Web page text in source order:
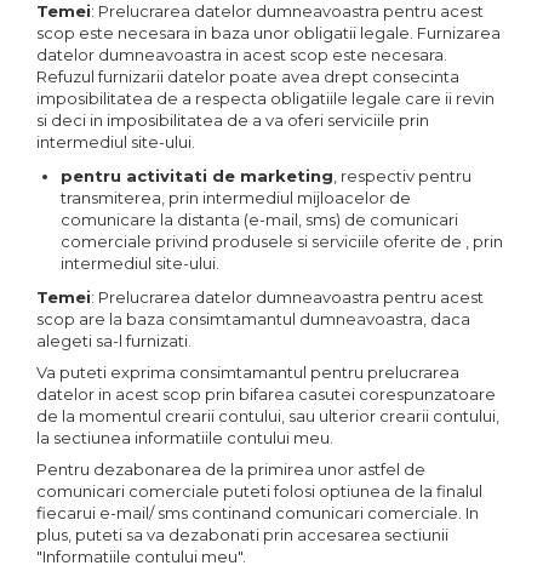
Temei: Prelucrarea datelor dumneavoastra pentru acest
scop este necesara in baza unor obligatii legale. Furnizarea
datelor dumneavoastra in acest scop este necesara.
Refuzul furnizarii datelor poate avea drept consecinta
imposibilitatea de a respecta obligatiile legale care ii revin
si deci in imposibilitatea de a va oferi serviciile prin
intermediul site-ului.
pentru activitati de marketing, respectiv pentru
transmiterea, prin intermediul mijloacelor de
comunicare la distanta (e-mail, sms) de comunicari
comerciale privind produsele si serviciile oferite de , prin
intermediul site-ului.
Temei: Prelucrarea datelor dumneavoastra pentru acest
scop are la baza consimtamantul dumneavoastra, daca
alegeti sa-l furnizati.
Va puteti exprima consimtamantul pentru prelucrarea
datelor in acest scop prin bifarea casutei corespunzatoare
de la momentul crearii contului, sau ulterior crearii contului,
la sectiunea informatiile contului meu.
Pentru dezabonarea de la primirea unor astfel de
comunicari comerciale puteti folosi optiunea de la finalul
fiecarui e-mail/ sms continand comunicari comerciale. In
plus, puteti sa va dezabonati prin accesarea sectiunii
"Informatiile contului meu".